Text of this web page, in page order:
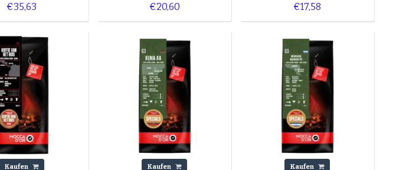
€35,63 €20,60 €17,58
Kaufen Kaufen Kaufen